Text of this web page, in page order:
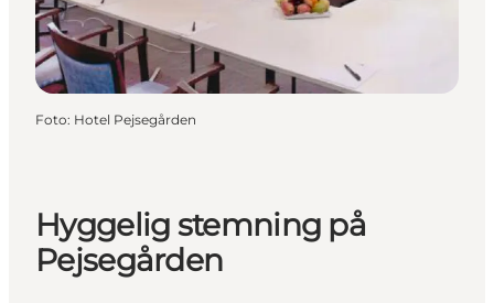
Foto: Hotel Pejsegården
Hyggelig stemning på
Pejsegården